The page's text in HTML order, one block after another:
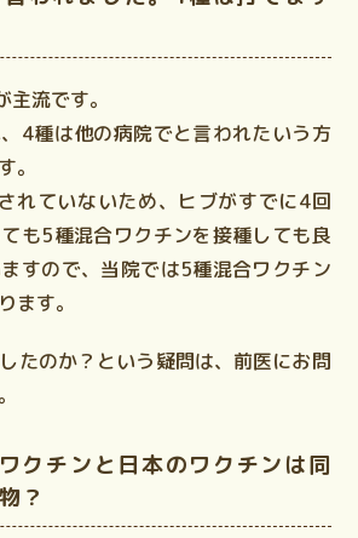
流です。
4種は他の病院でと言われたいう方
。
れていないため、ヒブがすでに4回
も5種混合ワクチンを接種しても良
すので、当院では5種混合ワクチン
ます。
たのか？という疑問は、前医にお問
クチンと日本のワクチンは同
？